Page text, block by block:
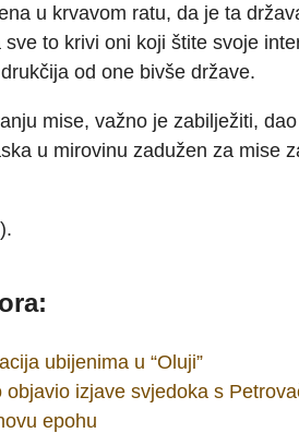
u krvavom ratu, da je ta
to krivi oni koji štite svoje
od one bivše države.
mise, važno je zabilježiti,
u mirovinu zadužen za mise
).
ubijenima u “Oluji”
izjave svjedoka s
epohu